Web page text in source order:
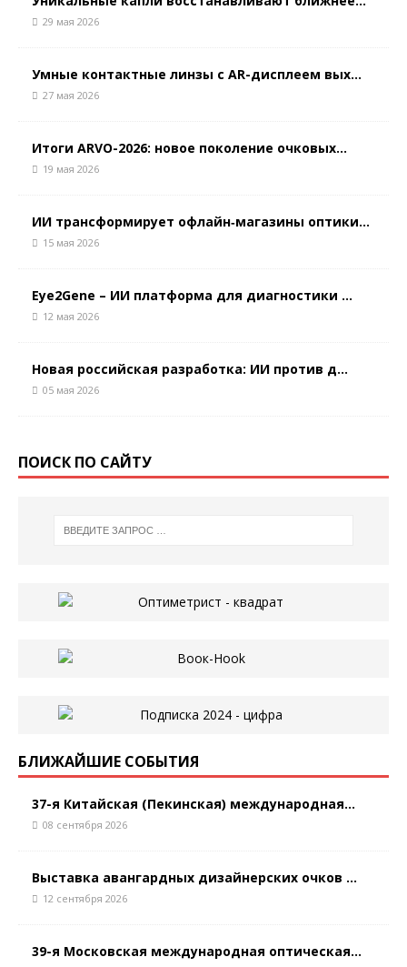
29 мая 2026
Умные контактные линзы с AR-дисплеем вых...
27 мая 2026
Итоги ARVO-2026: новое поколение очковых...
19 мая 2026
ИИ трансформирует офлайн‑магазины оптики...
15 мая 2026
Eye2Gene – ИИ платформа для диагностики ...
12 мая 2026
Новая российская разработка: ИИ против д...
05 мая 2026
ПОИСК ПО САЙТУ
БЛИЖАЙШИЕ СОБЫТИЯ
37-я Китайская (Пекинская) международная...
08 сентября 2026
Выставка авангардных дизайнерских очков ...
12 сентября 2026
39-я Московская международная оптическая...